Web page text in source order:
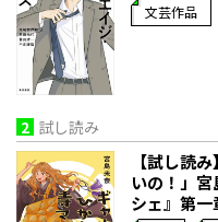
文芸作品
2 試し読み
【試し読
いの！」
シェ』第一